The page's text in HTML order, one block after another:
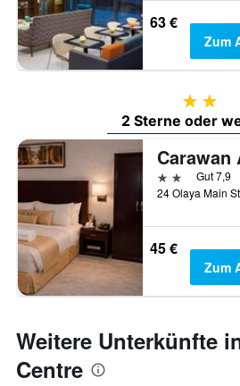
63 €
Zum
2
2 Sterne oder
2 SterneGut 7,9
45 €
Zum
Weitere Unterkünfte
Centre